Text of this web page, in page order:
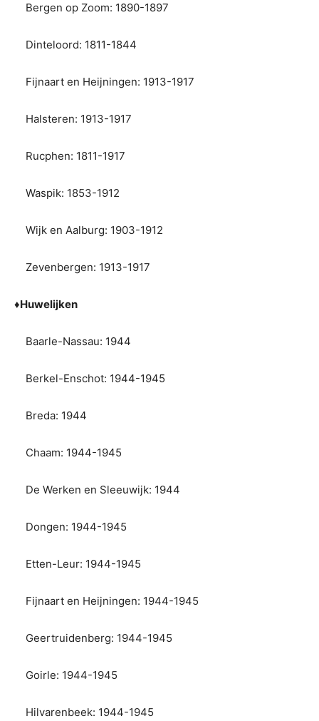
Bergen op Zoom: 1890-1897
Dinteloord: 1811-1844
Fijnaart en Heijningen: 1913-1917
Halsteren: 1913-1917
Rucphen: 1811-1917
Waspik: 1853-1912
Wijk en Aalburg: 1903-1912
Zevenbergen: 1913-1917
♦Huwelijken
Baarle-Nassau: 1944
Berkel-Enschot: 1944-1945
Breda: 1944
Chaam: 1944-1945
De Werken en Sleeuwijk: 1944
Dongen: 1944-1945
Etten-Leur: 1944-1945
Fijnaart en Heijningen: 1944-1945
Geertruidenberg: 1944-1945
Goirle: 1944-1945
Hilvarenbeek: 1944-1945